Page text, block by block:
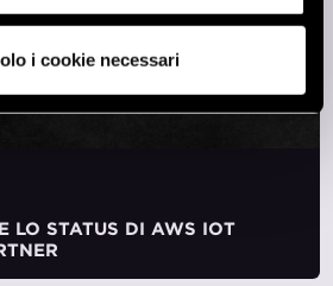
i cookie necessari
LO STATUS DI AWS IOT